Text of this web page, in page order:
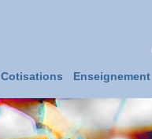
Cotisations Enseignement